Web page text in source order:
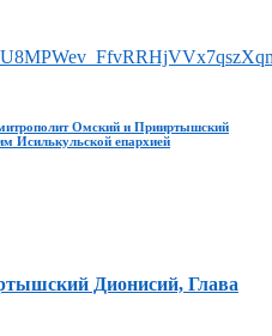
Омский и Прииртышский
Исилькульской епархией
Дионисий, Глава